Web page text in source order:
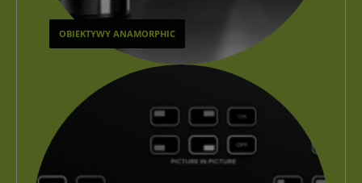
OBIEKTYWY ANAMORPHIC